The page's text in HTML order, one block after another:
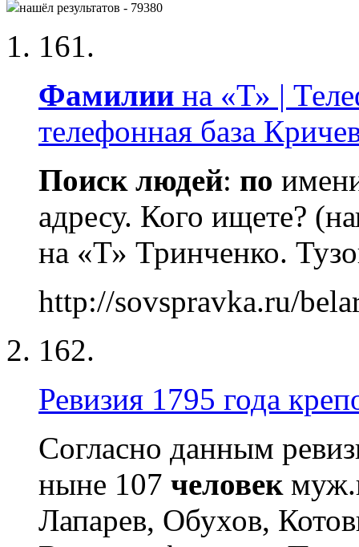
нашёл результатов - 79380
161.
Фамилии на «Т» |
телефонная база
Поиск людей: по
адресу. Кого ищете?
на «Т» Тринченко.
http://sovspravka.ru/
162.
Ревизия 1795 года
Согласно данным
ныне 107 человек
Лапарев, Обухов,